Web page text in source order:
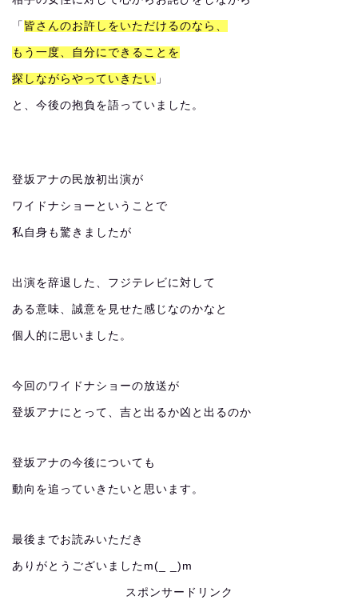
「 皆さんのお許しをいただけるのなら、
もう一度、自分にできることを
探しながらやっていきたい 」
と、今後の抱負を語っていました。
登坂アナの民放初出演が
ワイドナショーということで
私自身も驚きましたが
出演を辞退した、フジテレビに対して
ある意味、誠意を見せた感じなのかなと
個人的に思いました。
今回のワイドナショーの放送が
登坂アナにとって、吉と出るか凶と出るのか
登坂アナの今後についても
動向を追っていきたいと思います。
最後までお読みいただき
ありがとうございましたm(_ _)m
スポンサードリンク